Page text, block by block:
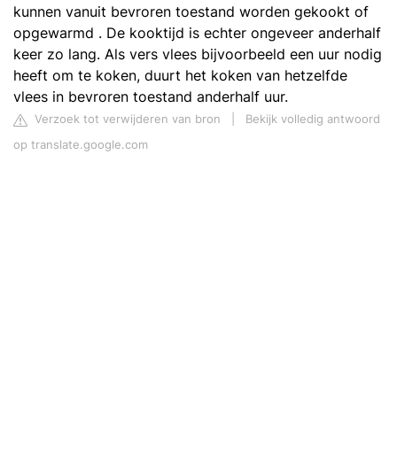
kunnen vanuit bevroren toestand worden gekookt of
opgewarmd . De kooktijd is echter ongeveer anderhalf
keer zo lang. Als vers vlees bijvoorbeeld een uur nodig
heeft om te koken, duurt het koken van hetzelfde
vlees in bevroren toestand anderhalf uur.
Verzoek tot verwijderen van bron
Bekijk volledig antwoord
op translate.google.com